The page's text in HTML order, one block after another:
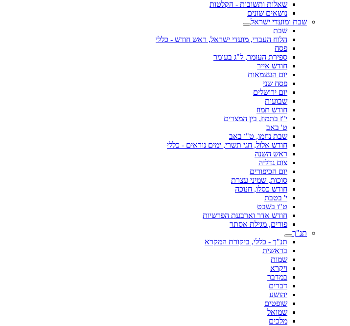
שאלות ותשובות - הקלטות
נושאים שונים
שבת ומועדי ישראל
שבת
הלוח העברי, מועדי ישראל, ראש חודש - כללי
פסח
ספירת העומר, ל"ג בעומר
חודש אייר
יום העצמאות
פסח שני
יום ירושלים
שבועות
חודש תמוז
י"ז בתמוז, בין המצרים
ט' באב
שבת נחמו, ט"ו באב
חודש אלול, חגי תשרי, ימים נוראים - כללי
ראש השנה
צום גדליה
יום הכיפורים
סוכות, שמיני עצרת
חודש כסלו, חנוכה
י' בטבת
ט"ו בשבט
חודש אדר וארבעת הפרשיות
פורים, מגילת אסתר
תנ"ך
תנ"ך - כללי, ביקורת המקרא
בראשית
שמות
ויקרא
במדבר
דברים
יהושע
שופטים
שמואל
מלכים